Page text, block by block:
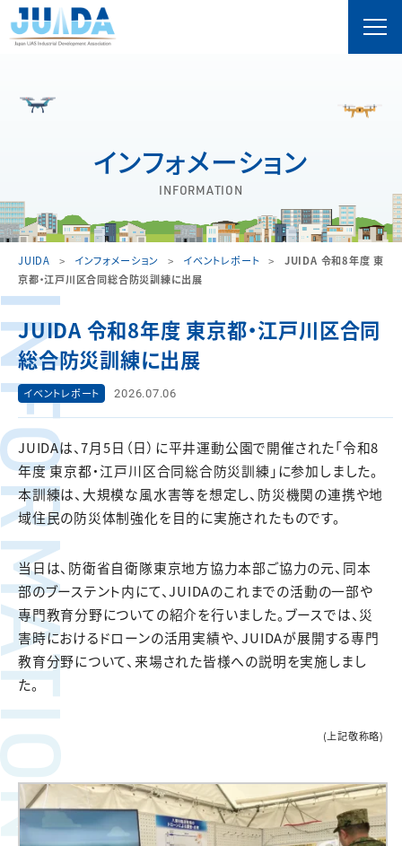
インフォメーション
INFORMATION
JUIDA インフォメーション イベントレポート
JUIDA 令和8年度 東
京都・江戸川区合同総合防災訓練に出展
JUIDA 令和8年度 東京都・江戸川区合同
総合防災訓練に出展
イベントレポート 2026.07.06
JUIDAは、7月5日（日）に平井運動公園で開催された「令和8
年度 東京都・江戸川区合同総合防災訓練」に参加しました。
本訓練は、大規模な風水害等を想定し、防災機関の連携や地
域住民の防災体制強化を目的に実施されたものです。
当日は、防衛省自衛隊東京地方協力本部ご協力の元、同本
部のブーステント内にて、JUIDAのこれまでの活動の一部や
専門教育分野についての紹介を行いました。ブースでは、災
害時におけるドローンの活用実績や、JUIDAが展開する専門
教育分野について、来場された皆様への説明を実施しまし
た。
(上記敬称略)